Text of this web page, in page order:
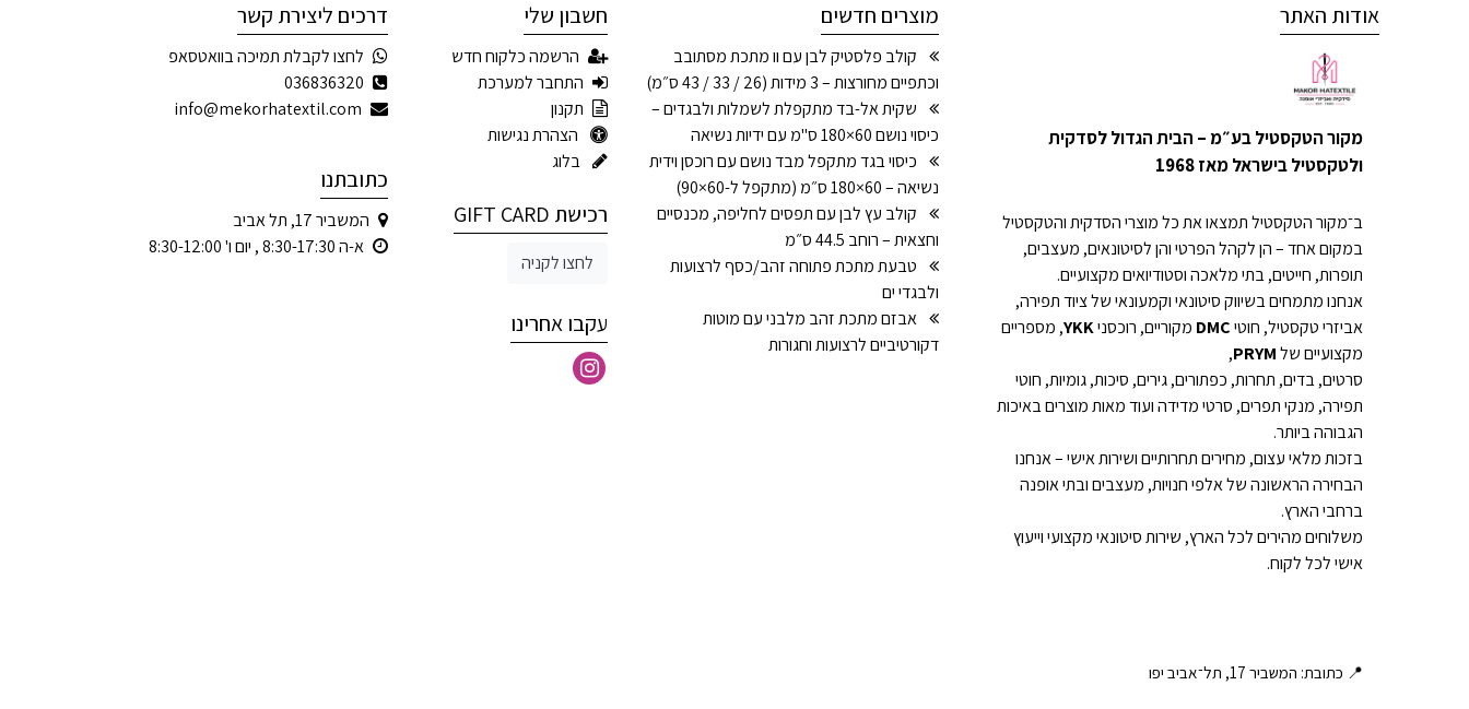
אודות האתר
מקור הטקסטיל בע״מ – הבית הגדול לסדקית
ולטקסטיל בישראל מאז 1968
ב־מקור הטקסטיל תמצאו את כל מוצרי הסדקית והטקסטיל
במקום אחד – הן לקהל הפרטי והן לסיטונאים, מעצבים,
תופרות, חייטים, בתי מלאכה וסטודיואים מקצועיים.
אנחנו מתמחים בשיווק סיטונאי וקמעונאי של ציוד תפירה,
אביזרי טקסטיל, חוטיDMC מקוריים, רוכסניYKK, מספריים
מקצועיים שלPRYM
,
סרטים, בדים, תחרות, כפתורים, גירים, סיכות, גומיות, חוטי
תפירה, מנקי תפרים, סרטי מדידה ועוד מאות מוצרים באיכות
הגבוהה ביותר.
בזכות מלאי עצום, מחירים תחרותיים ושירות אישי – אנחנו
הבחירה הראשונה של אלפי חנויות, מעצבים ובתי אופנה
ברחבי הארץ.
משלוחים מהירים לכל הארץ, שירות סיטונאי מקצועי וייעוץ
אישי לכל לקוח.
📍 כתובת: המשביר 17, תל־אביב יפו
מוצרים חדשים
קולב פלסטיק לבן עם וו מתכת מסתובב
וכתפיים מחורצות – 3 מידות (26 / 33 / 43 ס״מ)
שקית אל-בד מתקפלת לשמלות ולבגדים –
כיסוי נושם 60×180 ס"מ עם ידיות נשיאה
כיסוי בגד מתקפל מבד נושם עם רוכסן וידית
נשיאה – 60×180 ס״מ (מתקפל ל-60×90)
קולב עץ לבן עם תפסים לחליפה, מכנסיים
וחצאית – רוחב 44.5 ס״מ
טבעת מתכת פתוחה זהב/כסף לרצועות
ולבגדי ים
אבזם מתכת זהב מלבני עם מוטות
דקורטיביים לרצועות וחגורות
חשבון שלי
הרשמה כלקוח חדש
התחבר למערכת
תקנון
הצהרת נגישות
בלוג
רכישת GIFT CARD
לחצו לקניה
עקבו אחרינו
דרכים ליצירת קשר
לחצו לקבלת תמיכה בוואטסאפ
036836320
info@mekorhatextil.com
כתובתנו
המשביר 17, תל אביב
א-ה 8:30-17:30 , יום ו' 8:30-12:00